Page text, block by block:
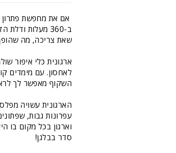
ב-360 מעלות
שאת צריכה, מה
ארגונית כלי איפור
לאחסון. עם מימדים
השקוף מאפשר לך
הארגונית עשויה
עפרונות גבות,
וארגון בכל מקום
סדר בבלגן!